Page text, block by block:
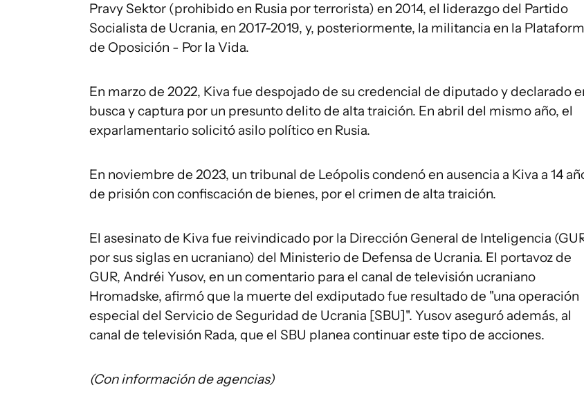
Pravy Sektor (prohibido en Rusia por terrorista) en 2014, el liderazgo del Partido
Socialista de Ucrania, en 2017-2019, y, posteriormente, la militancia en la
de Oposición - Por la Vida.
En marzo de 2022, Kiva fue despojado de su credencial de diputado y declarado
busca y captura por un presunto delito de alta traición. En abril del mismo año, el
exparlamentario solicitó asilo político en Rusia.
En noviembre de 2023, un tribunal de Leópolis condenó en ausencia a Kiva a 14
de prisión con confiscación de bienes, por el crimen de alta traición.
El asesinato de Kiva fue reivindicado por la Dirección General de Inteligencia
por sus siglas en ucraniano) del Ministerio de Defensa de Ucrania. El portavoz de
GUR, Andréi Yusov, en un comentario para el canal de televisión ucraniano
Hromadske, afirmó que la muerte del exdiputado fue resultado de "una operación
especial del Servicio de Seguridad de Ucrania [SBU]". Yusov aseguró además, al
canal de televisión Rada, que el SBU planea continuar este tipo de acciones.
(Con información de agencias)